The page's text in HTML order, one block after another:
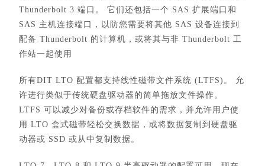
Thunderbolt 3 端口。 它们还包括一个 SAS 扩展端口和
SAS 主机连接端口，以防您需要将其他 SAS 设备连接到
配备 Thunderbolt 的计算机，或将其与非 Thunderbolt 工
作站一起使用
所有DIT LTO 配置都支持线性磁带文件系统 (LTFS)。 允
许进行类似于传统硬盘驱动器的简单拖放文件操作。
LTFS 可以减少对备份或存档软件的需求，并允许用户使
用 LTO 盒式磁带轻松交换数据，或将数据复制到硬盘驱
动器或 SSD 或从中复制数据。